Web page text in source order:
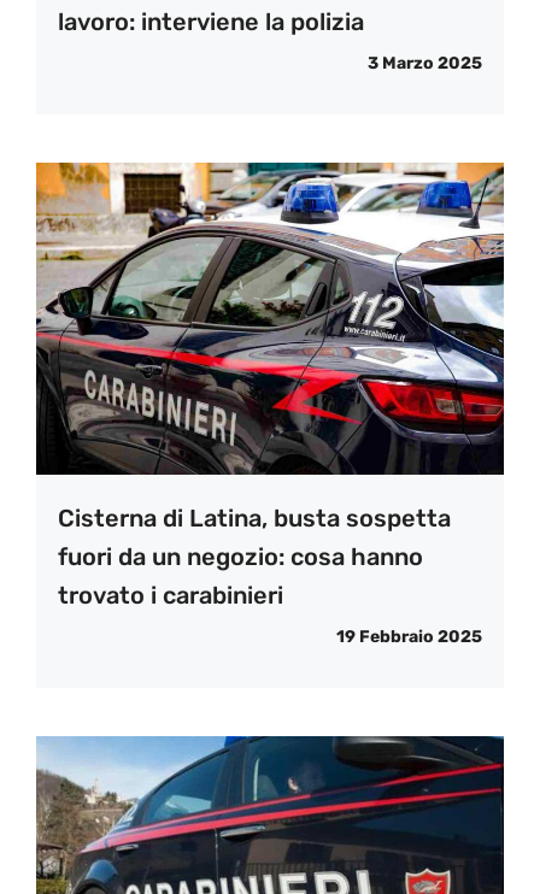
lavoro: interviene la polizia
3 Marzo 2025
Cisterna di Latina, busta sospetta
fuori da un negozio: cosa hanno
trovato i carabinieri
19 Febbraio 2025